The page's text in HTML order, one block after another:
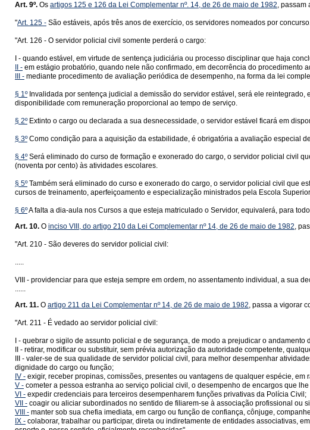
Art. 9º. Os artigos 125 e 126 da Lei Complementar nº. 14, de 26 de maio de 1982, passam
"Art. 125 - São estáveis, após três anos de exercício, os servidores nomeados por
"Art. 126 - O servidor policial civil somente perderá o cargo:
I - quando estável, em virtude de sentença judiciária ou processo disciplinar que haja
II - em estágio probatório, quando nele não confirmado, em decorrência do procedimento
III - mediante procedimento de avaliação periódica de desempenho, na forma da lei
§ 1ºInvalidada por sentença judicial a demissão do servidor estável, será ele
disponibilidade com remuneração proporcional ao tempo de serviço.
§ 2ºExtinto o cargo ou declarada a sua desnecessidade, o servidor estável ficará em
§ 3ºComo condição para a aquisição da estabilidade, é obrigatória a avaliação especial
§ 4ºSerá eliminado do curso de formação e exonerado do cargo, o servidor policial civil
(noventa por cento) às atividades escolares.
§ 5ºTambém será eliminado do curso e exonerado do cargo, o servidor policial civil que
cursos de treinamento, aperfeiçoamento e especialização ministrados pela Escola
§ 6ºA falta a dia-aula nos Cursos a que esteja matriculado o Servidor, equivalerá, para
Art. 10. O inciso VIII, do artigo 210 da Lei Complementar nº 14, de 26 de maio de 1982,
"Art. 210 - São deveres do servidor policial civil:
.....
VIII - providenciar para que esteja sempre em ordem, no assentamento individual, a sua
......
Art. 11. O artigo 211 da Lei Complementar nº 14, de 26 de maio de 1982, passa a vigorar
"Art. 211 - É vedado ao servidor policial civil:
I - quebrar o sigilo de assunto policial e de segurança, de modo a prejudicar o
II - retirar, modificar ou substituir, sem prévia autorização da autoridade competente,
III - valer-se de sua qualidade de servidor policial civil, para melhor desempenhar
dignidade do cargo ou função;
IV - exigir, receber propinas, comissões, presentes ou vantagens de qualquer espécie, em
V - cometer a pessoa estranha ao serviço policial civil, o desempenho de encargos que
VI - expedir credenciais para terceiros desempenharem funções privativas da Polícia Civil;
VII - coagir ou aliciar subordinados no sentido de filiarem-se à associação profissional ou
VIII - manter sob sua chefia imediata, em cargo ou função de confiança, cônjuge,
IX - colaborar, trabalhar ou participar, direta ou indiretamente de entidades associativas,